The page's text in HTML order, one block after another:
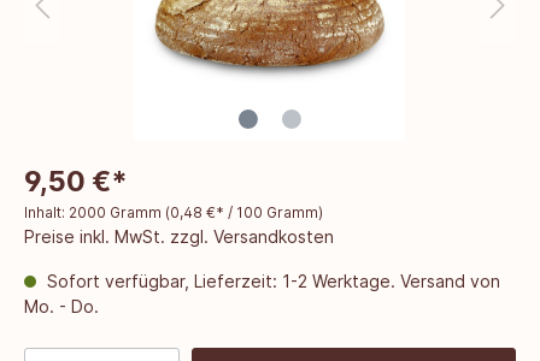
9,50 €*
Inhalt: 2000 Gramm (0,48 €* / 100 Gramm)
Preise inkl. MwSt. zzgl. Versandkosten
Sofort verfügbar, Lieferzeit: 1-2 Werktage. Versand von
Mo. - Do.